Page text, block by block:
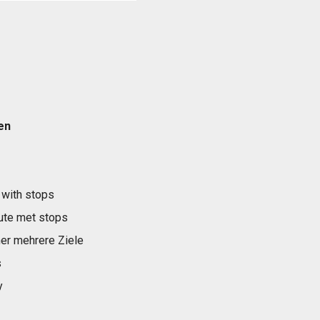
stops
met stops
mehrere Ziele